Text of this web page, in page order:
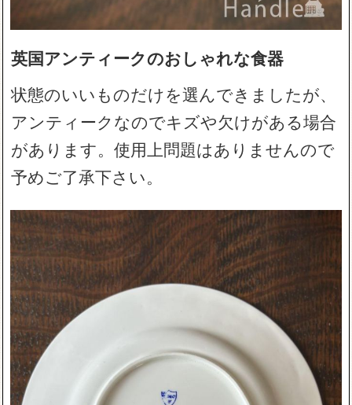
英国アンティークのおしゃれな食器
状態のいいものだけを選んできましたが、
アンティークなのでキズや欠けがある場合
があります。使用上問題はありませんので
予めご了承下さい。